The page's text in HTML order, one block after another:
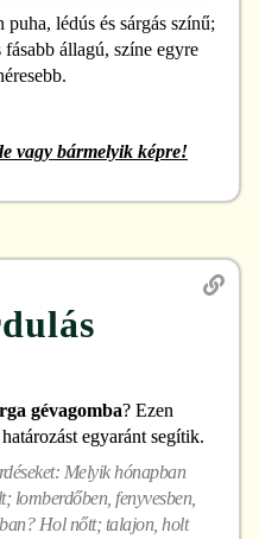
lédús és sárgás színű;
állagú, színe egyre
vagy bármelyik képre!
gévagomba? Ezen
egyaránt segítik.
Melyik hónapban
lomberdőben, fenyvesben,
Hol nőtt; talajon, holt